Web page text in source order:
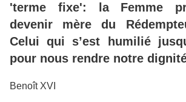
'terme fixe': la Femme
devenir mère du
Celui qui s’est humilié
pour nous rendre notre
Benoît XVI